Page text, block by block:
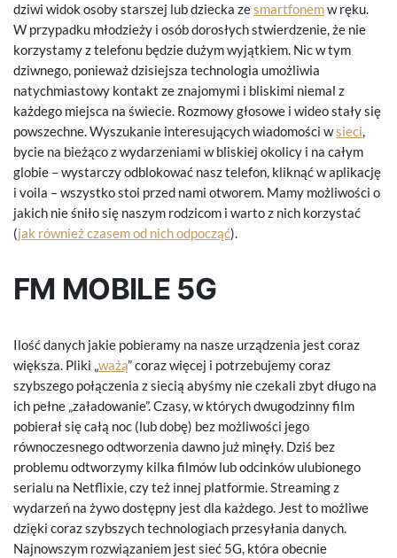
dziwi widok osoby starszej lub dziecka zesmartfonemw ręku.
W przypadku młodzieży i osób dorosłych stwierdzenie, że nie
korzystamy z telefonu będzie dużym wyjątkiem. Nic w tym
dziwnego, ponieważ dzisiejsza technologia umożliwia
natychmiastowy kontakt ze znajomymi i bliskimi niemal z
każdego miejsca na świecie. Rozmowy głosowe i wideo stały się
powszechne. Wyszukanie interesujących wiadomości wsieci,
bycie na bieżąco z wydarzeniami w bliskiej okolicy i na całym
globie – wystarczy odblokować nasz telefon, kliknąć w aplikację
i voila – wszystko stoi przed nami otworem. Mamy możliwości o
jakich nie śniło się naszym rodzicom i warto z nich korzystać
(jak również czasem od nich odpocząć).
FM MOBILE 5G
Ilość danych jakie pobieramy na nasze urządzenia jest coraz
większa. Pliki „ważą” coraz więcej i potrzebujemy coraz
szybszego połączenia z siecią abyśmy nie czekali zbyt długo na
ich pełne „załadowanie”. Czasy, w których dwugodzinny film
pobierał się całą noc (lub dobę) bez możliwości jego
równoczesnego odtworzenia dawno już minęły. Dziś bez
problemu odtworzymy kilka filmów lub odcinków ulubionego
serialu na Netflixie, czy też innej platformie. Streaming z
wydarzeń na żywo dostępny jest dla każdego. Jest to możliwe
dzięki coraz szybszych technologiach przesyłania danych.
Najnowszym rozwiązaniem jest sieć 5G, która obecnie